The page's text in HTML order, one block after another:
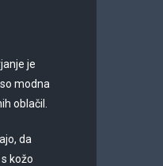
je
modna
oblačil.
da
kožo